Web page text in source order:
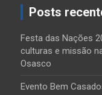
Posts
Festa das Nações
culturas e missão
Osasco
Evento Bem